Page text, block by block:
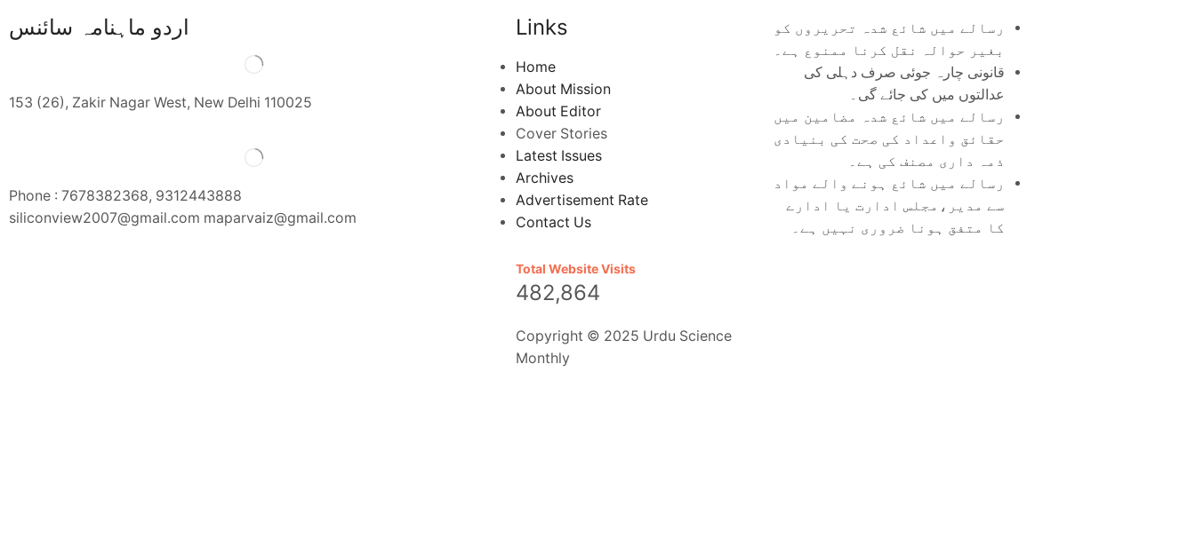
اردو ماہنامہ سائنس
153 (26), Zakir Nagar West, New Delhi 110025
Phone : 7678382368, 9312443888
siliconview2007@gmail.com maparvaiz@gmail.com
Links
Home
About Mission
About Editor
Cover Stories
Latest Issues
Archives
Advertisement Rate
Contact Us
Total Website Visits
482,864
رسالے میں شائع شدہ تحریروں کو
بغیر حوالہ نقل کرنا ممنوع ہے۔
قانونی چارہ جوئی صرف دہلی کی
عدالتوں میں کی جائے گی۔
رسالے میں شائع شدہ مضامین میں
حقائق واعداد کی صحت کی بنیادی
ذمہ داری مصنف کی ہے۔
رسالے میں شائع ہونے والے مواد
سے مدیر،مجلس ادارت یا ادارے
کا متفق ہونا ضروری نہیں ہے۔
Copyright © 2025 Urdu Science
Monthly